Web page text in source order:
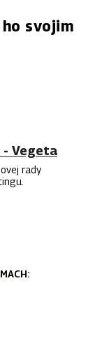
svojim
- Vegeta
rady